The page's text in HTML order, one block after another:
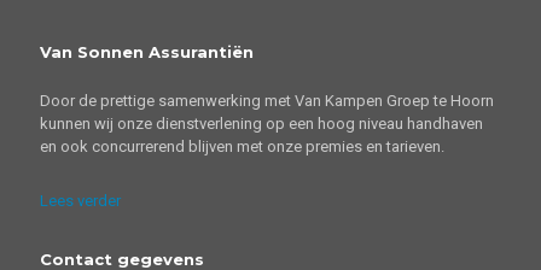
Van Sonnen Assurantiën
Door de prettige samenwerking met Van Kampen Groep te Hoorn
kunnen wij onze dienstverlening op een hoog niveau handhaven
en ook concurrerend blijven met onze premies en tarieven.
Lees verder
Contact gegevens